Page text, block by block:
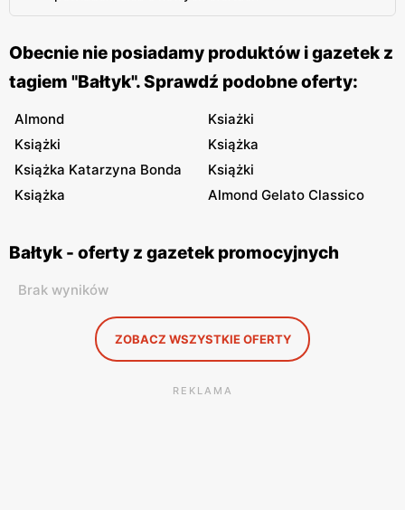
Obecnie nie posiadamy produktów i gazetek z
tagiem "Bałtyk". Sprawdź podobne oferty:
Almond
Ksiażki
Książki
Książka
Książka Katarzyna Bonda
Książki
Książka
Almond Gelato Classico
Bałtyk - oferty z gazetek promocyjnych
Brak wyników
ZOBACZ WSZYSTKIE OFERTY
REKLAMA